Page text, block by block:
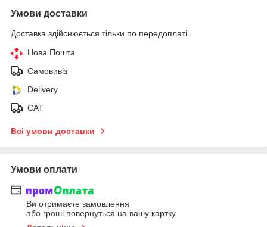
Умови доставки
Доставка здійснюється тільки по передоплаті.
Нова Пошта
Самовивіз
Delivery
САТ
Всі умови доставки
Умови оплати
Ви отримаєте замовлення
або гроші повернуться на вашу картку